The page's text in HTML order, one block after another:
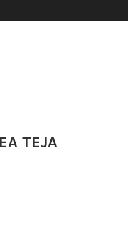
TEJA